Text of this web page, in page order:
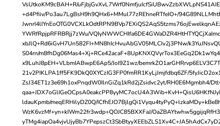
VsUtkoKM9cBAH+R/
+d4Pfiiv/Po3au7LgBsH9h9QHx6+MMul77zREhneRTfeIO+/
YWRfRpjpRFRBRjj7zWu/
xbJlQ+Rd6iGvH7Un582FI+MN8hIcHvuAbGV05MLCIv2j3PNw/
S04rn/
x9LuhJ8pEH+VLbmIABwpE6Ap5/JoI9Z1wz/
21v2PIKLPA1ff5FK9DkQ0XYCzIG3FP0fmRR1KyLjJmjfdbq6ZF/
ZsJ34ET1z3e69h1oxPnqdW0IlnGiZq1kRd2jZsidvc2yt/RH0E6Mgmbh4/
ldauKpmb/meqERHilyDZ0Q/
WzK6vzMf+yn+kIWm22fr3wdp+QOJC85BXXFaJ/